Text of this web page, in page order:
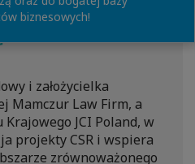
i założycielka
Mamczur Law Firm, a
Krajowego JCI Poland, w
projekty CSR i wspiera
zrównoważonego
biznesowych!